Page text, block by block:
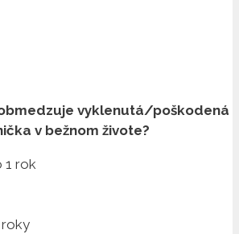
vyklenutá/poškodená
v bežnom živote?
1 rok
roky